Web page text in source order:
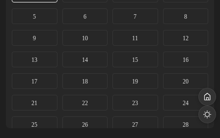
5 6 7 8
9 10 11 12
13 14 15 16
17 18 19 20
21 22 23 24
25 26 27 28